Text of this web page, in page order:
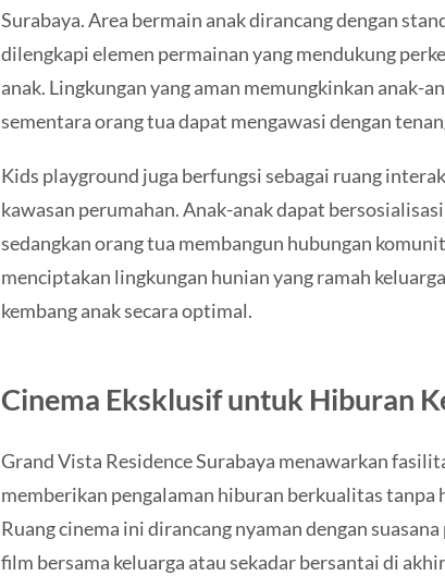
Surabaya. Area bermain anak dirancang dengan
dilengkapi elemen permainan yang mendukung
anak. Lingkungan yang aman memungkinkan anak-
sementara orang tua dapat mengawasi dengan
Kids playground juga berfungsi sebagai ruang
kawasan perumahan. Anak-anak dapat
sedangkan orang tua membangun hubungan
menciptakan lingkungan hunian yang ramah
kembang anak secara optimal.
Cinema Eksklusif untuk Hiburan
Grand Vista Residence Surabaya menawarkan
memberikan pengalaman hiburan berkualitas tanpa
Ruang cinema ini dirancang nyaman dengan
film bersama keluarga atau sekadar bersantai di